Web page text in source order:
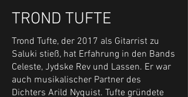
TROND TUFTE
Trond Tufte, der 2017 als Gitarrist zu
Saluki stieß, hat Erfahrung in den Bands
Celeste, Jydske Rev und Lassen. Er war
auch musikalischer Partner des
Dichters Arild Nyquist. Tufte gründete